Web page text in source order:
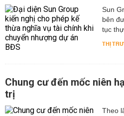
Sun
bên
tục
THỊ
Chung cư đến mốc niên
trị
Theo